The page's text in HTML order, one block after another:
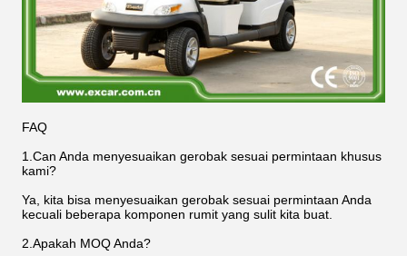
FAQ
1.Can Anda menyesuaikan gerobak sesuai permintaan khusus
kami?
Ya, kita bisa menyesuaikan gerobak sesuai permintaan Anda
kecuali beberapa komponen rumit yang sulit kita buat.
2.Apakah MOQ Anda?